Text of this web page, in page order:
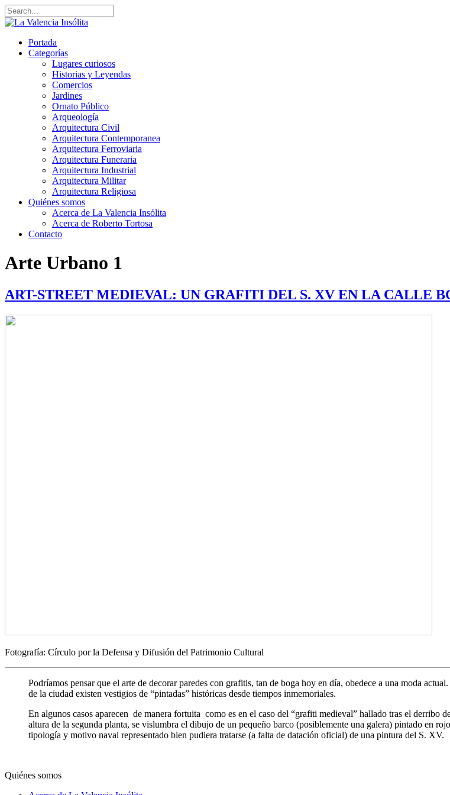
Portada
Categorías
Lugares curiosos
Historias y Leyendas
Comercios
Jardines
Ornato Público
Arqueología
Arquitectura Civil
Arquitectura Contemporanea
Arquitectura Ferroviaria
Arquitectura Funeraria
Arquitectura Industrial
Arquitectura Militar
Arquitectura Religiosa
Quiénes somos
Acerca de La Valencia Insólita
Acerca de Roberto Tortosa
Contacto
Arte Urbano 1
ART-STREET MEDIEVAL: UN GRAFITI DEL S. XV EN LA CALLE
Fotografía: Círculo por la Defensa y Difusión del Patrimonio Cultural
Podríamos pensar que el arte de decorar paredes con grafitis, tan de boga hoy en día, obedece a una moda
de la ciudad existen vestigios de “pintadas” históricas desde tiempos inmemoriales.
En algunos casos aparecen de manera fortuita como es en el caso del “grafiti medieval” hallado tras el
altura de la segunda planta, se vislumbra el dibujo de un pequeño barco (posiblemente una galera) pintado en
tipología y motivo naval representado bien pudiera tratarse (a falta de datación oficial) de una pintura del S. XV.
Quiénes somos